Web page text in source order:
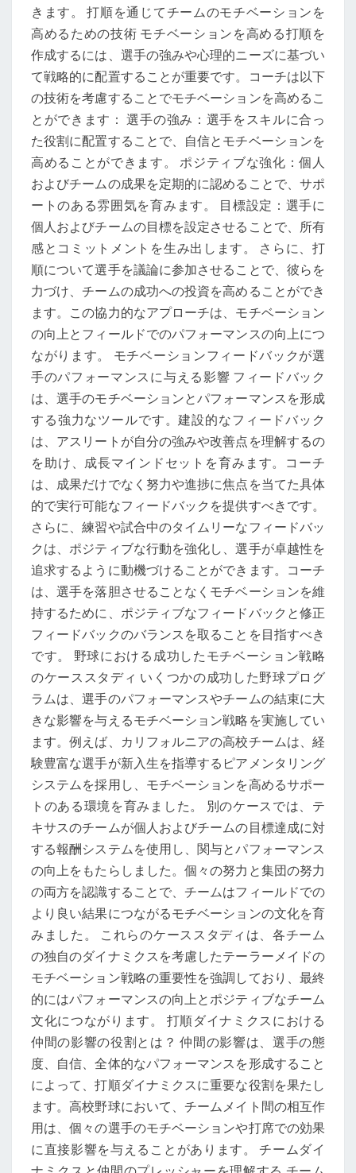
きます。 打順を通じてチームのモチベーションを
高めるための技術 モチベーションを高める打順を
作成するには、選手の強みや心理的ニーズに基づい
て戦略的に配置することが重要です。コーチは以下
の技術を考慮することでモチベーションを高めるこ
とができます： 選手の強み：選手をスキルに合っ
た役割に配置することで、自信とモチベーションを
高めることができます。 ポジティブな強化：個人
およびチームの成果を定期的に認めることで、サポ
ートのある雰囲気を育みます。 目標設定：選手に
個人およびチームの目標を設定させることで、所有
感とコミットメントを生み出します。 さらに、打
順について選手を議論に参加させることで、彼らを
力づけ、チームの成功への投資を高めることができ
ます。この協力的なアプローチは、モチベーション
の向上とフィールドでのパフォーマンスの向上につ
ながります。 モチベーションフィードバックが選
手のパフォーマンスに与える影響 フィードバック
は、選手のモチベーションとパフォーマンスを形成
する強力なツールです。建設的なフィードバック
は、アスリートが自分の強みや改善点を理解するの
を助け、成長マインドセットを育みます。コーチ
は、成果だけでなく努力や進捗に焦点を当てた具体
的で実行可能なフィードバックを提供すべきです。
さらに、練習や試合中のタイムリーなフィードバッ
クは、ポジティブな行動を強化し、選手が卓越性を
追求するように動機づけることができます。コーチ
は、選手を落胆させることなくモチベーションを維
持するために、ポジティブなフィードバックと修正
フィードバックのバランスを取ることを目指すべき
です。 野球における成功したモチベーション戦略
のケーススタディ いくつかの成功した野球プログ
ラムは、選手のパフォーマンスやチームの結束に大
きな影響を与えるモチベーション戦略を実施してい
ます。例えば、カリフォルニアの高校チームは、経
験豊富な選手が新入生を指導するピアメンタリング
システムを採用し、モチベーションを高めるサポー
トのある環境を育みました。 別のケースでは、テ
キサスのチームが個人およびチームの目標達成に対
する報酬システムを使用し、関与とパフォーマンス
の向上をもたらしました。個々の努力と集団の努力
の両方を認識することで、チームはフィールドでの
より良い結果につながるモチベーションの文化を育
みました。 これらのケーススタディは、各チーム
の独自のダイナミクスを考慮したテーラーメイドの
モチベーション戦略の重要性を強調しており、最終
的にはパフォーマンスの向上とポジティブなチーム
文化につながります。 打順ダイナミクスにおける
仲間の影響の役割とは？ 仲間の影響は、選手の態
度、自信、全体的なパフォーマンスを形成すること
によって、打順ダイナミクスに重要な役割を果たし
ます。高校野球において、チームメイト間の相互作
用は、個々の選手のモチベーションや打席での効果
に直接影響を与えることがあります。 チームダイ